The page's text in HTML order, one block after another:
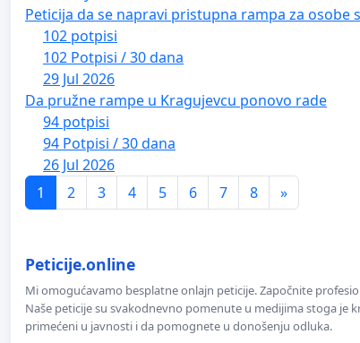
Peticija da se napravi pristupna rampa za
102 potpisi
102 Potpisi / 30 dana
29 Jul 2026
Da pružne rampe u Kragujevcu ponovo rade
94 potpisi
94 Potpisi / 30 dana
26 Jul 2026
1
2 3 4 5 6 7 8 »
Peticije.online
Mi omogućavamo besplatne onlajn peticije. Započnite
Naše peticije su svakodnevno pomenute u medijima stoga je
primećeni u javnosti i da pomognete u donošenju odluka.